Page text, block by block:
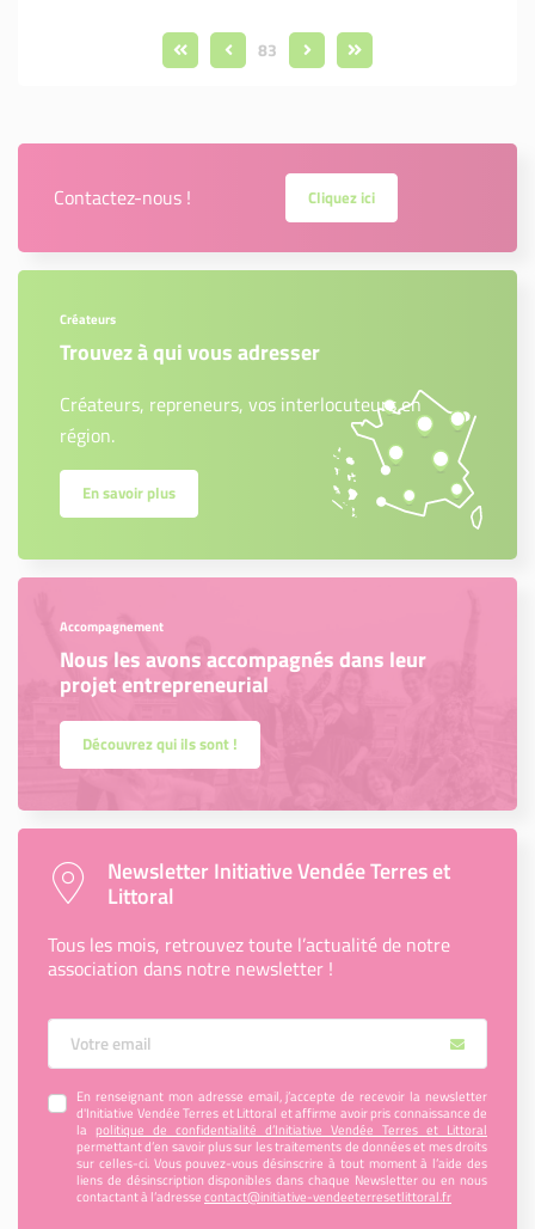
83
Contactez-nous ! Cliquez ici
Créateurs
Trouvez à qui vous adresser
Créateurs, repreneurs, vos interlocuteurs en
région.
En savoir plus
Accompagnement
Nous les avons accompagnés dans leur
projet entrepreneurial
Découvrez qui ils sont !
Newsletter Initiative Vendée Terres et
Littoral
Tous les mois, retrouvez toute l’actualité de notre
association dans notre newsletter !
Votre Email
En renseignant mon adresse email, j’accepte de recevoir la newsletter
d'Initiative Vendée Terres et Littoral et affirme avoir pris connaissance de
la politique de confidentialité d’Initiative Vendée Terres et Littoral
permettant d’en savoir plus sur les traitements de données et mes droits
sur celles-ci. Vous pouvez-vous désinscrire à tout moment à l’aide des
liens de désinscription disponibles dans chaque Newsletter ou en nous
contactant à l’adressecontact@initiative-vendeeterresetlittoral.fr